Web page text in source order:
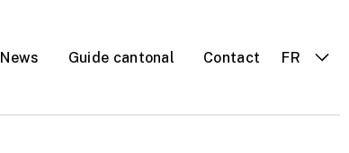
News Guide cantonal Contact FR